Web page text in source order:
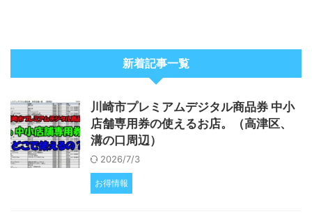
新着記事一覧
川崎市プレミアムデジタル商品券 中小
店舗専用券の使えるお店。（高津区、
溝の口周辺）
2026/7/3
お得情報